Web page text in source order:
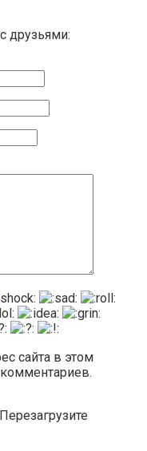
друзьями:
сайта в этом